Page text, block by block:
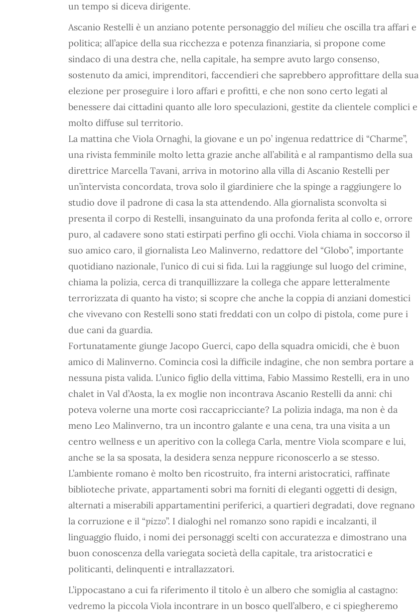
un tempo si diceva dirigente.
Ascanio Restelli è un anziano potente personaggio del milieu che oscilla tra affari e
politica; all’apice della sua ricchezza e potenza finanziaria, si propone come
sindaco di una destra che, nella capitale, ha sempre avuto largo consenso,
sostenuto da amici, imprenditori, faccendieri che saprebbero approfittare della sua
elezione per proseguire i loro affari e profitti, e che non sono certo legati al
benessere dai cittadini quanto alle loro speculazioni, gestite da clientele complici e
molto diffuse sul territorio.
La mattina che Viola Ornaghi, la giovane e un po’ ingenua redattrice di “Charme”,
una rivista femminile molto letta grazie anche all’abilità e al rampantismo della sua
direttrice Marcella Tavani, arriva in motorino alla villa di Ascanio Restelli per
un’intervista concordata, trova solo il giardiniere che la spinge a raggiungere lo
studio dove il padrone di casa la sta attendendo. Alla giornalista sconvolta si
presenta il corpo di Restelli, insanguinato da una profonda ferita al collo e, orrore
puro, al cadavere sono stati estirpati perfino gli occhi. Viola chiama in soccorso il
suo amico caro, il giornalista Leo Malinverno, redattore del “Globo”, importante
quotidiano nazionale, l’unico di cui si fida. Lui la raggiunge sul luogo del crimine,
chiama la polizia, cerca di tranquillizzare la collega che appare letteralmente
terrorizzata di quanto ha visto; si scopre che anche la coppia di anziani domestici
che vivevano con Restelli sono stati freddati con un colpo di pistola, come pure i
due cani da guardia.
Fortunatamente giunge Jacopo Guerci, capo della squadra omicidi, che è buon
amico di Malinverno. Comincia così la difficile indagine, che non sembra portare a
nessuna pista valida. L’unico figlio della vittima, Fabio Massimo Restelli, era in uno
chalet in Val d’Aosta, la ex moglie non incontrava Ascanio Restelli da anni: chi
poteva volerne una morte così raccapricciante? La polizia indaga, ma non è da
meno Leo Malinverno, tra un incontro galante e una cena, tra una visita a un
centro wellness e un aperitivo con la collega Carla, mentre Viola scompare e lui,
anche se la sa sposata, la desidera senza neppure riconoscerlo a se stesso.
L’ambiente romano è molto ben ricostruito, fra interni aristocratici, raffinate
biblioteche private, appartamenti sobri ma forniti di eleganti oggetti di design,
alternati a miserabili appartamentini periferici, a quartieri degradati, dove regnano
la corruzione e il “pizzo”. I dialoghi nel romanzo sono rapidi e incalzanti, il
linguaggio fluido, i nomi dei personaggi scelti con accuratezza e dimostrano una
buon conoscenza della variegata società della capitale, tra aristocratici e
politicanti, delinquenti e intrallazzatori.
L’ippocastano a cui fa riferimento il titolo è un albero che somiglia al castagno:
vedremo la piccola Viola incontrare in un bosco quell’albero, e ci spiegheremo